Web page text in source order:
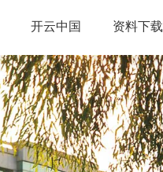
开云中国 资料下载